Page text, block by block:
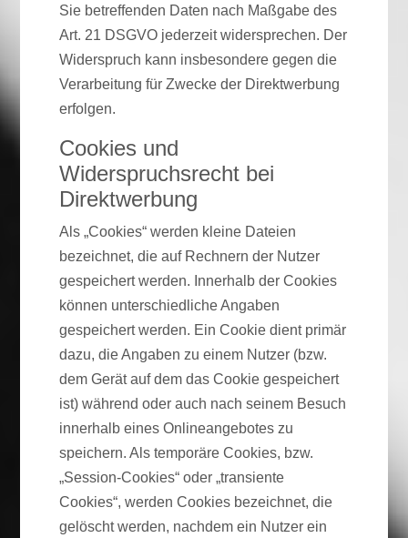
Sie betreffenden Daten nach Maßgabe des
Art. 21 DSGVO jederzeit widersprechen. Der
Widerspruch kann insbesondere gegen die
Verarbeitung für Zwecke der Direktwerbung
erfolgen.
Cookies und
Widerspruchsrecht bei
Direktwerbung
Als „Cookies“ werden kleine Dateien
bezeichnet, die auf Rechnern der Nutzer
gespeichert werden. Innerhalb der Cookies
können unterschiedliche Angaben
gespeichert werden. Ein Cookie dient primär
dazu, die Angaben zu einem Nutzer (bzw.
dem Gerät auf dem das Cookie gespeichert
ist) während oder auch nach seinem Besuch
innerhalb eines Onlineangebotes zu
speichern. Als temporäre Cookies, bzw.
„Session-Cookies“ oder „transiente
Cookies“, werden Cookies bezeichnet, die
gelöscht werden, nachdem ein Nutzer ein